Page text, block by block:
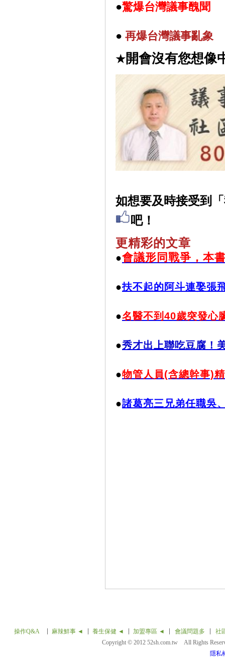
●驚爆台灣議事醜聞
● 再爆台灣議事亂象
★開會沒有您想像
如想要及時接受到
吧！
更精彩的文章
●會議形同戰爭，本
●扶不起的阿斗連娶張
●名醫不到40歲突發心
●秀才出上聯吃豆腐！
●物管人員(含總幹事)
●諸葛亮三兄弟任職吳
操作Q&A 麻辣鮮事 ◄ 養生保健 ◄ 加盟專區 ◄ 會議問題多
社
Copyright © 2012 52sh.com.tw All Rights
隱私